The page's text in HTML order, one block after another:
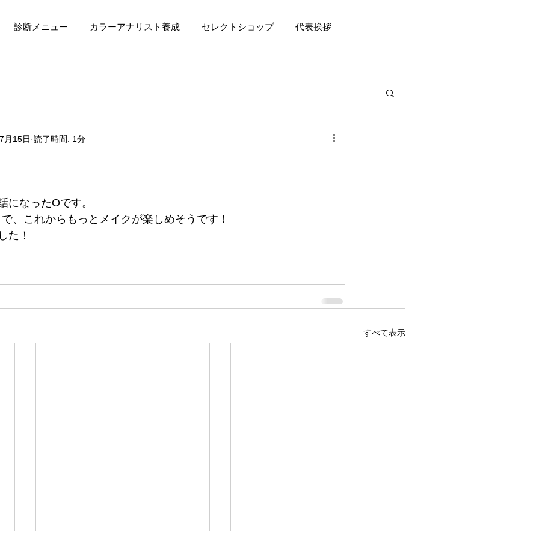
診断メニュー カラーアナリスト養成 セレクトショップ 代表挨拶
月15日 読了時間: 1分
になったOです。
、これからもっとメイクが楽しめそうです！
た！
すべて表示